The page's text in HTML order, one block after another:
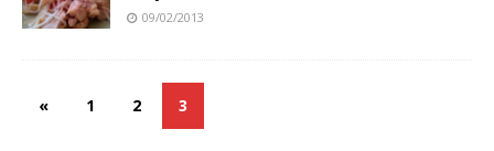
09/02/2013
« 1 2 3